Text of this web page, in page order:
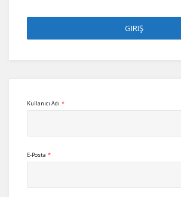
Kullanıcı Adı *
E-Posta *